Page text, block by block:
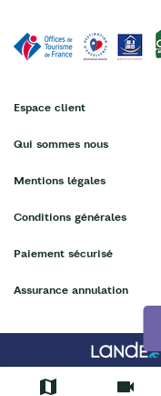
Espace client
Qui sommes nous
Mentions légales
Conditions générales
Paiement sécurisé
Assurance annulation